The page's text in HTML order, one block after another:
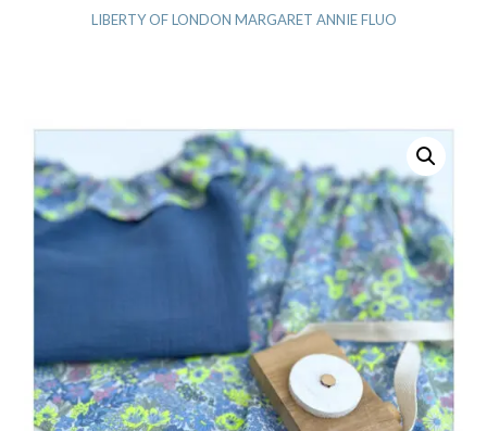
LIBERTY OF LONDON MARGARET ANNIE FLUO